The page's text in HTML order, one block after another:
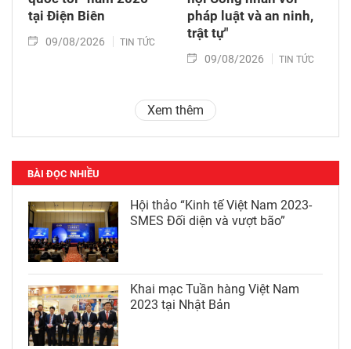
tại Điện Biên
09/08/2026 TIN TỨC
pháp luật và an ninh,
trật tự"
09/08/2026 TIN TỨC
Xem thêm
BÀI ĐỌC NHIỀU
Hội thảo “Kinh tế Việt Nam 2023-
SMES Đối diện và vượt bão”
Khai mạc Tuần hàng Việt Nam
2023 tại Nhật Bản